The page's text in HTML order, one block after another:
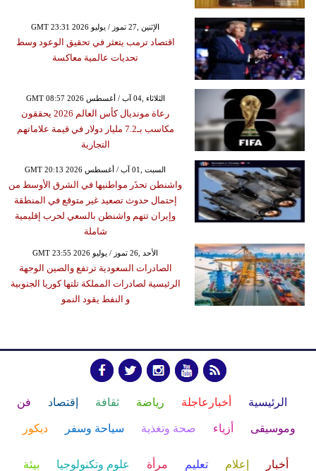
GMT 23:31 2026 الإثنين ,27 تموز / يوليو
اقتصاد ترمب يتعثر في تحقيق الوعود وسط
تحديات عالمية معاكسة
GMT 08:57 2026 الثلاثاء ,04 آب / أغسطس
رعاة مونديال كأس العالم 2026 يحققون
مكاسب بـ7.2 مليار دولار في قيمة علاماتهم
التجارية
GMT 20:13 2026 السبت ,01 آب / أغسطس
واشنطن تحذَر مواطنيها في الشرق الأوسط من
إحتمال حدوث تصعيد غير متوقع في المنطقة
وإيران تتهم واشنطن بالسعي لحرب إقليمية
شاملة
GMT 23:55 2026 الأحد ,26 تموز / يوليو
الصادرات السعودية ترتفع والصين الوجهة
الرئيسية لصادرات المملكة تلتها كوريا الجنوبية
و النفط يقود النمو
الرئيسية أخبارعاجلة رياضة ثقافة إقتصاد فن
وموسيقى أزياء صحة وتغذية سياحة وسفر ديكور
أخبار إعلام تعليم مرأة علوم وتكنولوجيا بيئة